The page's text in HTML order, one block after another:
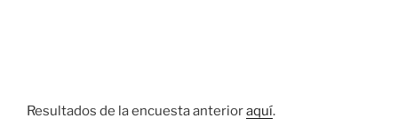
Resultados de la encuesta anterioraquí.